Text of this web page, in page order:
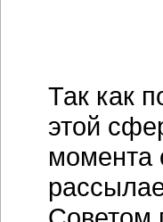
Так как
этой
момента